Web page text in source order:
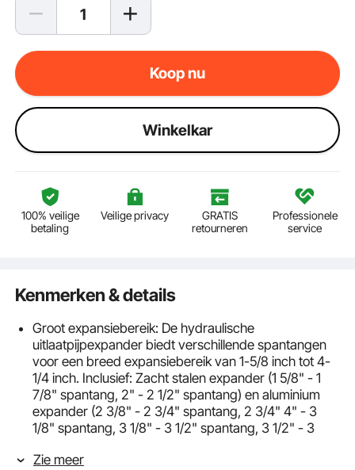
Koop nu
Winkelkar
100% veilige
betaling
Veilige privacy
GRATIS
retourneren
Professionele
service
Kenmerken & details
Groot expansiebereik: De hydraulische
uitlaatpijpexpander biedt verschillende spantangen
voor een breed expansiebereik van 1-5/8 inch tot 4-
1/4 inch. Inclusief: Zacht stalen expander (1 5/8" - 1
7/8" spantang, 2" - 2 1/2" spantang) en aluminium
expander (2 3/8" - 2 3/4" spantang, 2 3/4" 4" - 3
1/8" spantang, 3 1/8" - 3 1/2" spantang, 3 1/2" - 3
ARBEIDSBESPAREND HYDRAULISCH SYSTEEM:
Zie meer